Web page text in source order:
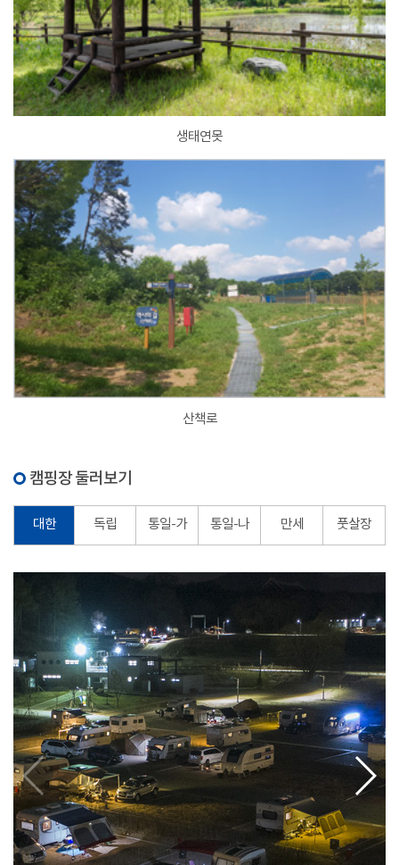
생태연못
산책로
캠핑장 둘러보기
대한 독립 통일-가 통일-나 만세 풋살장